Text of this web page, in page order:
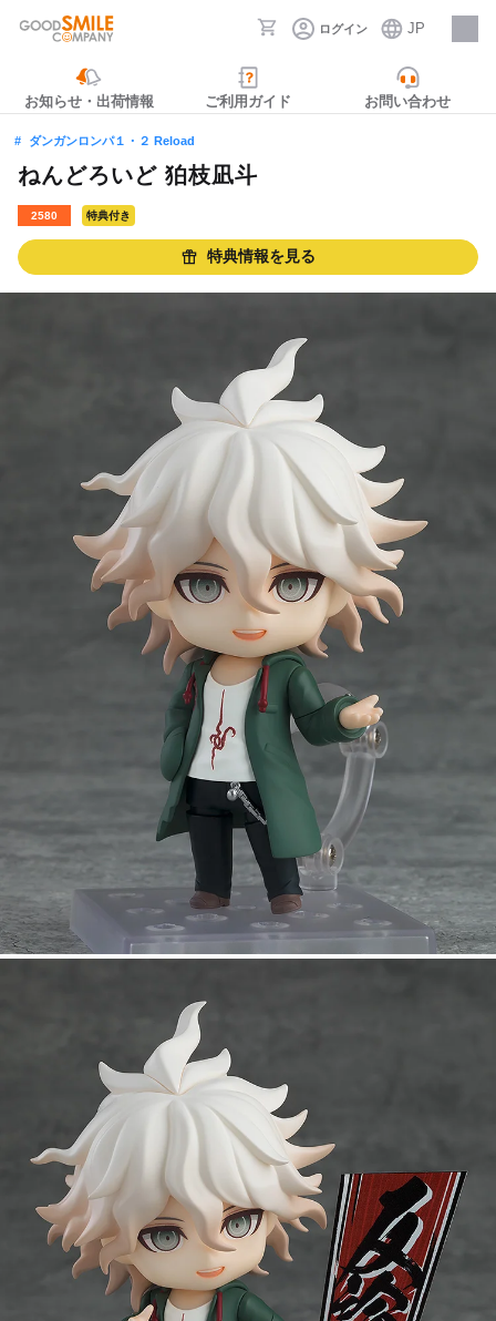
ログイン JP
採用情報
お知らせ・出荷情報 ご利用ガイド お問い合わせ
ダンガンロンパ１・２ Reload
ねんどろいど 狛枝凪斗
2580 特典付き
特典情報を見る